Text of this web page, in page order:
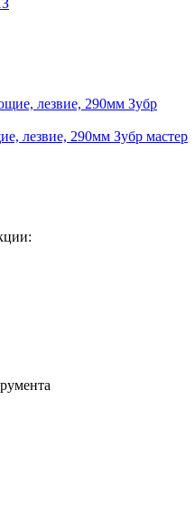
лезвие, 290мм Зубр мастер